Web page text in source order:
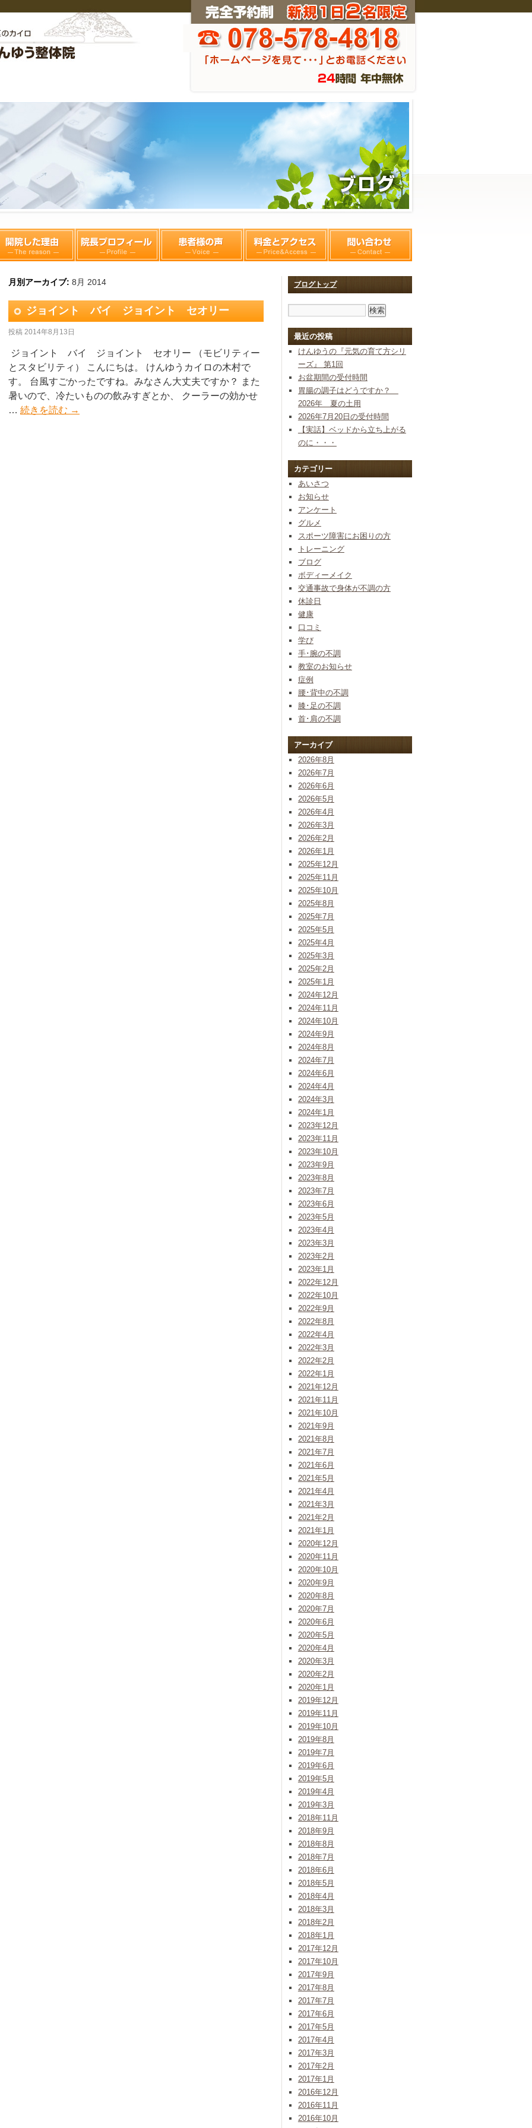
月別アーカイブ: 8月 2014
ジョイント バイ ジョイント セオリー
投稿 2014年8月13日
ジョイント バイ ジョイント セオリー （モビリティー
とスタビリティ） こんにちは。 けんゆうカイロの木村で
す。 台風すごかったですね。みなさん大丈夫ですか？ また
暑いので、冷たいものの飲みすぎとか、 クーラーの効かせ
… 続きを読む →
ブログトップ
最近の投稿
けんゆうの『元気の育て方シリ
ーズ』 第1回
お盆期間の受付時間
胃腸の調子はどうですか？
2026年 夏の土用
2026年7月20日の受付時間
【実話】ベッドから立ち上がる
のに・・・
カテゴリー
あいさつ
お知らせ
アンケート
グルメ
スポーツ障害にお困りの方
トレーニング
ブログ
ボディーメイク
交通事故で身体が不調の方
休診日
健康
口コミ
学び
手･腕の不調
教室のお知らせ
症例
腰･背中の不調
膝･足の不調
首･肩の不調
アーカイブ
2026年8月
2026年7月
2026年6月
2026年5月
2026年4月
2026年3月
2026年2月
2026年1月
2025年12月
2025年11月
2025年10月
2025年8月
2025年7月
2025年5月
2025年4月
2025年3月
2025年2月
2025年1月
2024年12月
2024年11月
2024年10月
2024年9月
2024年8月
2024年7月
2024年6月
2024年4月
2024年3月
2024年1月
2023年12月
2023年11月
2023年10月
2023年9月
2023年8月
2023年7月
2023年6月
2023年5月
2023年4月
2023年3月
2023年2月
2023年1月
2022年12月
2022年10月
2022年9月
2022年8月
2022年4月
2022年3月
2022年2月
2022年1月
2021年12月
2021年11月
2021年10月
2021年9月
2021年8月
2021年7月
2021年6月
2021年5月
2021年4月
2021年3月
2021年2月
2021年1月
2020年12月
2020年11月
2020年10月
2020年9月
2020年8月
2020年7月
2020年6月
2020年5月
2020年4月
2020年3月
2020年2月
2020年1月
2019年12月
2019年11月
2019年10月
2019年8月
2019年7月
2019年6月
2019年5月
2019年4月
2019年3月
2018年11月
2018年9月
2018年8月
2018年7月
2018年6月
2018年5月
2018年4月
2018年3月
2018年2月
2018年1月
2017年12月
2017年10月
2017年9月
2017年8月
2017年7月
2017年6月
2017年5月
2017年4月
2017年3月
2017年2月
2017年1月
2016年12月
2016年11月
2016年10月